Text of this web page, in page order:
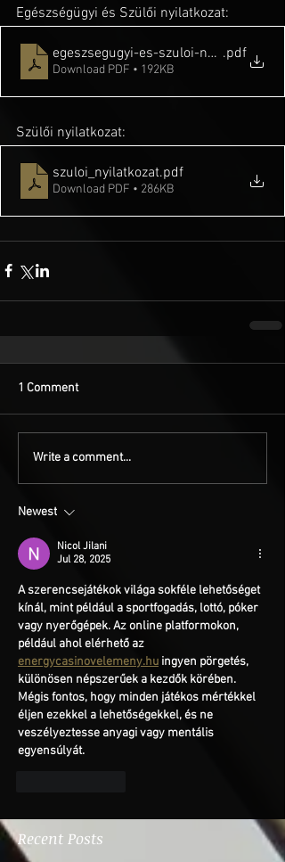
Egészségügyi és Szülői nyilatkozat:
egeszsegugyi-es-szuloi-nyilatkozat-
.pdf
Download PDF • 192KB
Szülői nyilatkozat:
szuloi_nyilatkozat.pdf
Download PDF • 286KB
1 Comment
Write a comment...
Newest
Nicol Jilani
Jul 28, 2025
A szerencsejátékok világa sokféle lehetőséget
kínál, mint például a sportfogadás, lottó, póker
vagy nyerőgépek. Az online platformokon,
például ahol elérhető az
energycasinovelemeny.hu ingyen pörgetés,
különösen népszerűek a kezdők körében.
Mégis fontos, hogy minden játékos mértékkel
éljen ezekkel a lehetőségekkel, és ne
veszélyeztesse anyagi vagy mentális
egyensúlyát.
Recent Posts